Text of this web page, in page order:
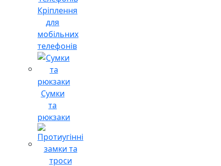
Кріплення
для
мобільних
телефонів
Сумки
та
рюкзаки